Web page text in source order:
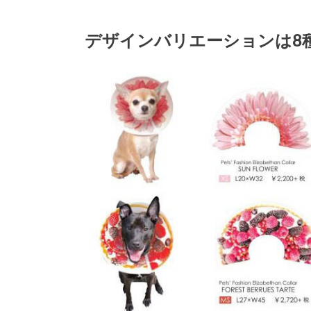
デザインバリエーションは8